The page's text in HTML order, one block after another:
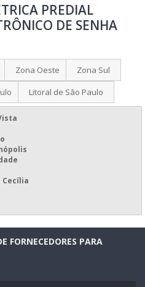
PREDIAL
DE SENHA
Zona Oeste
Zona Sul
Litoral de São Paulo
Cecília
PARA